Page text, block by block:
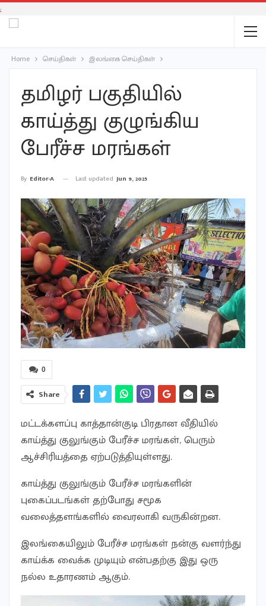
;
Home செய்திகள் இலங்கை செய்திகள்
தமிழர் பகுதியில்
காய்த்து குழுங்கிய
பேரீச்ச மரங்கள்
By Editor-A Last updated Jun 9, 2025
0
Share
மட்டக்களப்பு காத்தான்குடி பிரதான வீதியில்
காய்த்து குலுங்கும் பேரீச்ச மரங்கள், பெரும்
ஆச்சிரியத்தை ஏற்படுத்தியுள்ளது.
காய்த்து குலுங்கும் பேரீச்ச மரங்களின்
புகைப்படங்கள் தற்போது சமூக
வலைத்தளங்களில் வைரலாகி வருகின்றன.
இலங்கையிலும் பேரீச்ச மரங்கள் நன்கு வளர்ந்து
காய்க்க வைக்க முடியும் என்பதற்கு இது ஒரு
நல்ல உதாரணம் ஆகும்.